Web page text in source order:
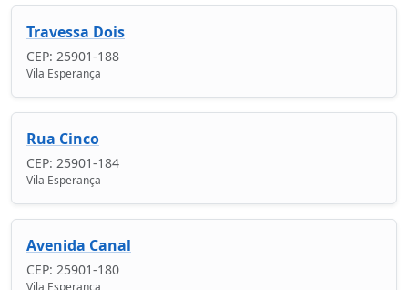
Travessa Dois
CEP: 25901-188
Vila Esperança
Rua Cinco
CEP: 25901-184
Vila Esperança
Avenida Canal
CEP: 25901-180
Vila Esperança